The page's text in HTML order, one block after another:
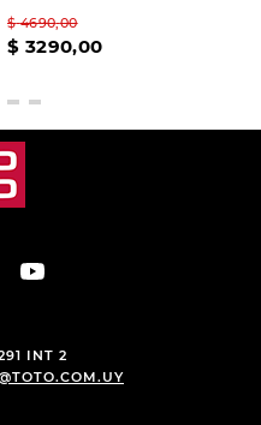
$ 4690,00
$ 3290,00
INT 2